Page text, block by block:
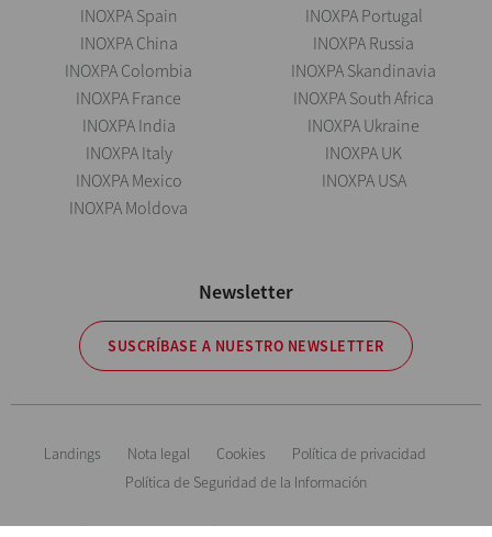
INOXPA Spain
INOXPA China
INOXPA Colombia
INOXPA France
INOXPA India
INOXPA Italy
INOXPA Mexico
INOXPA Moldova
INOXPA Portugal
INOXPA Russia
INOXPA Skandinavia
INOXPA South Africa
INOXPA Ukraine
INOXPA UK
INOXPA USA
Newsletter
SUSCRÍBASE A NUESTRO NEWSLETTER
Landings Nota legal Cookies
Política de privacidad
Política de Seguridad de la Información
Información orientativa. Reservándonos el derecho de modificar cualquier